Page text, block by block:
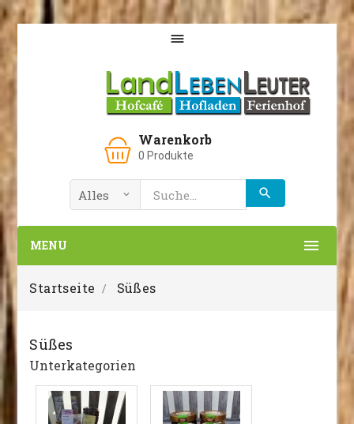

Warenkorb
0 Produkte

MENU
Startseite Süßes
Süßes
Unterkategorien